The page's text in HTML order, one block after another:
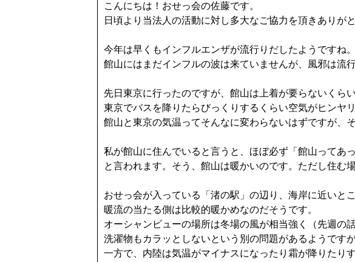
こんにちは！おせっ会の佐藤です。
日頃より当法人の活動に対し多大なご協力を頂きありが
今年は早くもインフルエンザが流行りだしたようですね。
館山にはまだインフルの波は来ていませんが、風邪は流
先日東京に行ったのですが、館山は上着が要らないくら
東京でバスを降りたらびっくりするくらい空気がヒンヤ
館山と東京の気温ってそんなに変わらないはずですが、
私が館山に住んでいると言うと、ほぼ必ず「館山ってあ
と言われます。そう、館山は暖かいのです。ただし住む
おせっ会が入っている「渚の駅」の辺り、海岸に近いと
暖流の当たる側は比較的暖かめなのだそうです。
オーシャンビューの場所は冬場の風が相当強く（先週の
洗濯物もカラッとしないという別の問題があるようですが
一方で、内陸は気温がマイナスになったり霜が降りたり